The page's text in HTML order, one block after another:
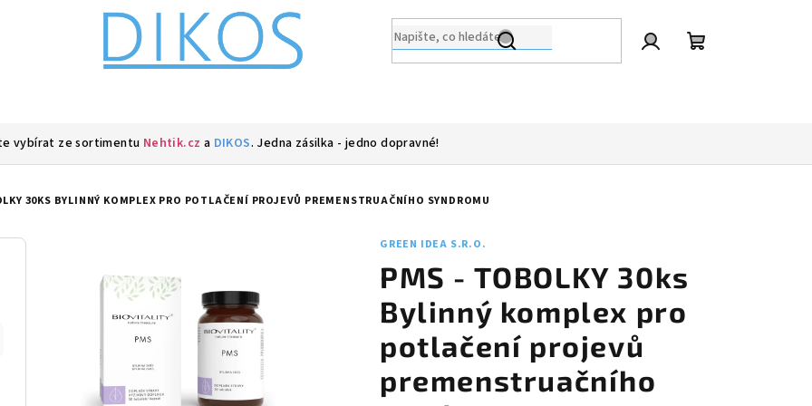
vybírat ze sortimentu Nehtik.cz a DIKOS. Jedna zásilka - jedno dopravné!
30KS BYLINNÝ KOMPLEX PRO POTLAČENÍ PROJEVŮ PREMENSTRUAČNÍHO SYNDROMU
GREEN IDEA S.R.O.
PMS - TOBOLKY 30ks
Bylinný komplex pro
potlačení projevů
premenstruačního